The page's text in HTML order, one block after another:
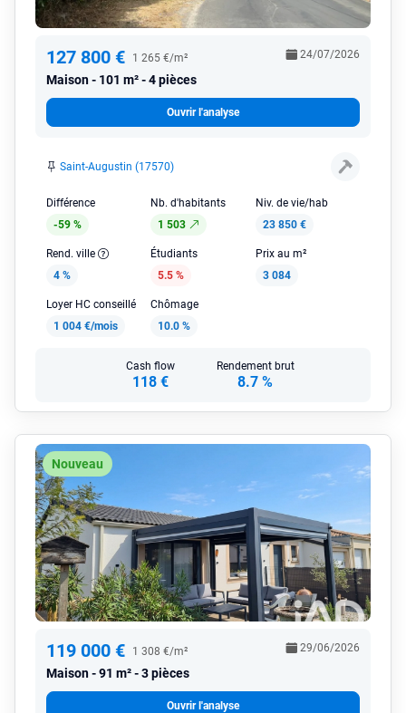
127 800 € 1 265 €/m²
Maison 101 m² - 4 pièces
24/07/2026
Ouvrir l'analyse
Saint-Augustin (17570)
Différence
-59 %
Nb. d'habitants
1 503
Niv. de vie/hab
23 850 €
Rend. ville
4 %
Étudiants
5.5 %
Prix au m²
3 084
Loyer HC conseillé
1 004 €/mois
Chômage
10.0 %
Cash flow
118 €
Rendement brut
8.7 %
Nouveau
119 000 € 1 308 €/m²
Maison 91 m² - 3 pièces
29/06/2026
Ouvrir l'analyse